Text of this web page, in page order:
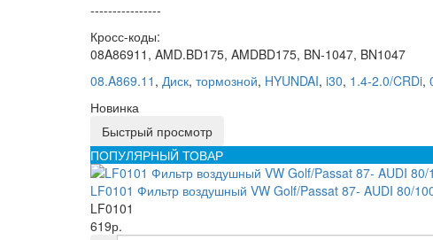
----------------
Кросс-коды:
08A86911, AMD.BD175, AMDBD175, BN-1047, BN1047
08.A869.11 , Диск, тормозной, HYUNDAI, i30, 1.4-2.0/CRDi,
Новинка
Быстрый просмотр
ПОПУЛЯРНЫЙ ТОВАР
LF0101 Фильтр воздушный VW Golf/Passat 87- AUDI 80/
LF0101
619р.